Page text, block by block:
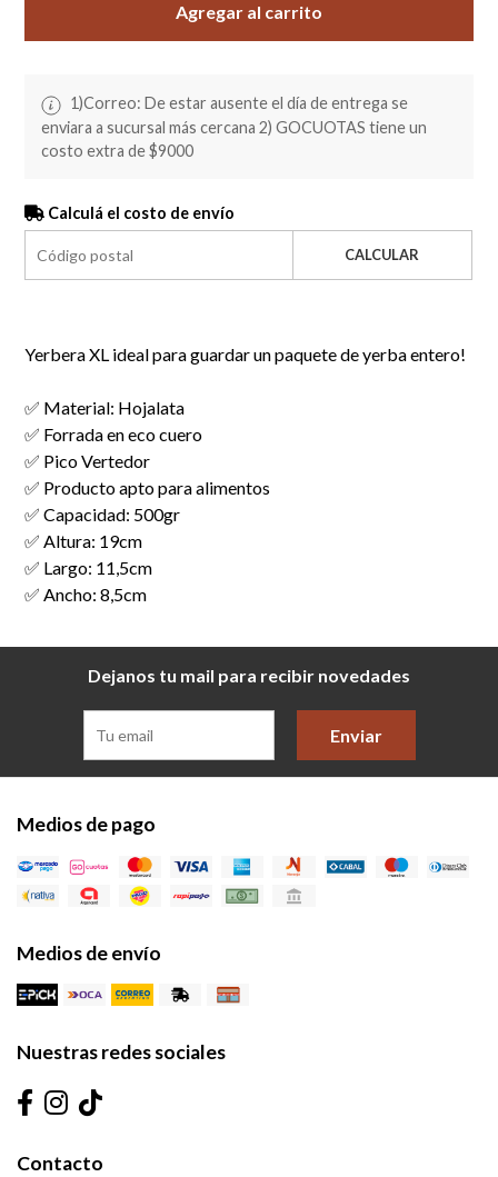
Agregar al carrito
1)Correo: De estar ausente el día de entrega se
enviara a sucursal más cercana 2) GOCUOTAS tiene un
costo extra de $9000
Calculá el costo de envío
CALCULAR
Yerbera XL ideal para guardar un paquete de yerba entero!
✅ Material: Hojalata
✅ Forrada en eco cuero
✅ Pico Vertedor
✅ Producto apto para alimentos
✅ Capacidad: 500gr
✅ Altura: 19cm
✅ Largo: 11,5cm
✅ Ancho: 8,5cm
Dejanos tu mail para recibir novedades
Enviar
Medios de pago
Medios de envío
Nuestras redes sociales
Contacto